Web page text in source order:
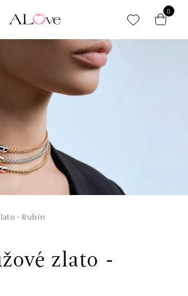
0
- Rubín
zlato -